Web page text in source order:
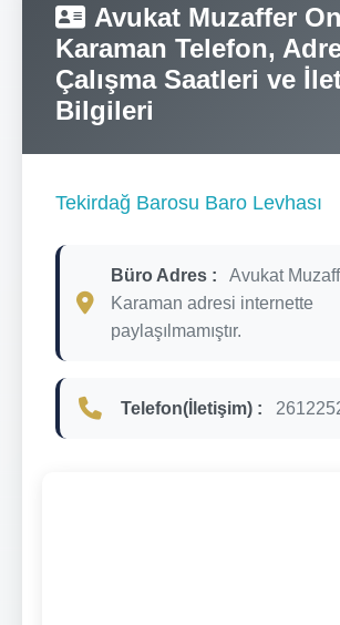
Avukat Muzaffer
Karaman Telefon,
Çalışma Saatleri ve
Bilgileri
Tekirdağ Barosu Baro Levhası
Büro Adres :
Avukat
Karaman adresi internette
paylaşılmamıştır.
Telefon(İletişim) :